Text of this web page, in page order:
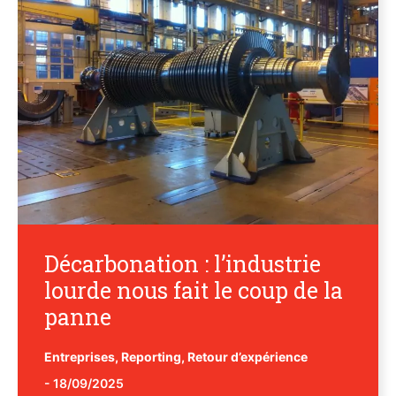
Décarbonation : l’industrie
lourde nous fait le coup de la
panne
Entreprises, Reporting, Retour d’expérience
- 18/09/2025